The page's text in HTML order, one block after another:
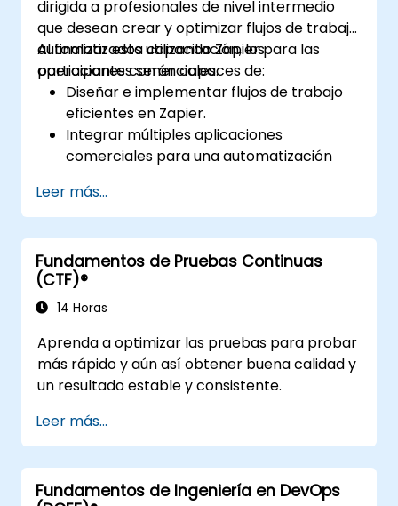
dirigida a profesionales de nivel intermedio
que desean crear y optimizar flujos de trabajo
automatizados utilizando Zapier para las
operaciones comerciales.
Al finalizar esta capacitación, los
participantes serán capaces de:
Diseñar e implementar flujos de trabajo
eficientes en Zapier.
Integrar múltiples aplicaciones
comerciales para una automatización
Optimizar el rendimiento de los Zaps y
solucionar problemas comunes.
Escalar la automatización de flujos de
trabajo para satisfacer las necesidades
del negocio.
Leer más...
Fundamentos de Pruebas Continuas
(CTF)®
14 Horas
Aprenda a optimizar las pruebas para probar
más rápido y aún así obtener buena calidad y
un resultado estable y consistente.
Leer más...
Fundamentos de Ingeniería en DevOps